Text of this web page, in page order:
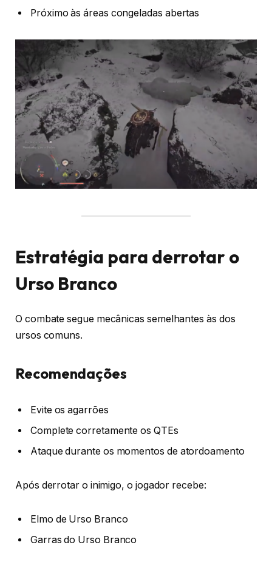
Próximo às áreas congeladas abertas
Estratégia para derrotar o
Urso Branco
O combate segue mecânicas semelhantes às dos
ursos comuns.
Recomendações
Evite os agarrões
Complete corretamente os QTEs
Ataque durante os momentos de atordoamento
Após derrotar o inimigo, o jogador recebe:
Elmo de Urso Branco
Garras do Urso Branco